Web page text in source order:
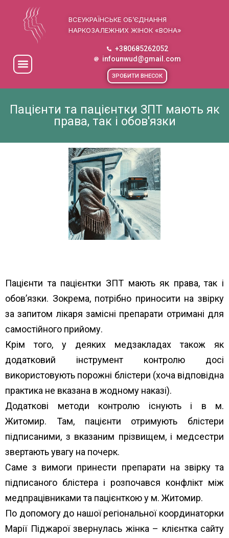
ВСЕУКРАЇНСЬКЕ ОБ’ЄДНАННЯ
НАРКОЗАЛЕЖНИХ ЖІНОК «ВОНА»
+380685262052
infounwud@gmail.com
ЗРОБИТИ ВНЕСОК
Пацієнти та пацієнтки ЗПТ мають як
права, так і обов'язки
Пацієнти та пацієнтки ЗПТ мають як права, так і
обов’язки. Зокрема, потрібно приносити на звірку
за запитом лікаря замісні препарати отримані для
самостійного прийому.
Крім того, у деяких медзакладах також як
додатковий інструмент контролю досі
використовують порожні блістери (хоча відповідна
практика не вказана в жодному наказі).
Додаткові методи контролю існують і в м.
Житомир. Там, пацієнти отримують блістери
підписаними, з вказаним прізвищем, і медсестри
звертають увагу на почерк.
Саме з вимоги принести препарати на звірку та
підписаного блістера і розпочався конфлікт між
медпрацівниками та пацієнткою у м. Житомир.
По допомогу до нашої регіональної координаторки
Марії Піджарої звернулась жінка – клієнтка сайту